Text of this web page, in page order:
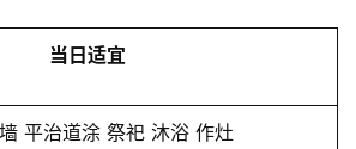
当日适宜
平治道涂 祭祀 沐浴 作灶